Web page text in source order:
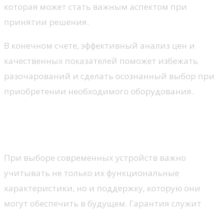
которая может стать важным аспектом при
принятии решения.
В конечном счете, эффективный анализ цен и
качественных показателей поможет избежать
разочарований и сделать осознанный выбор при
приобретении необходимого оборудования.
При выборе современных устройств важно
учитывать не только их функциональные
характеристики, но и поддержку, которую они
могут обеспечить в будущем. Гарантия служит